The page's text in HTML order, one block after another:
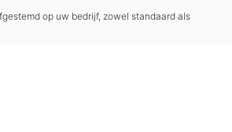
op uw bedrijf, zowel standaard als